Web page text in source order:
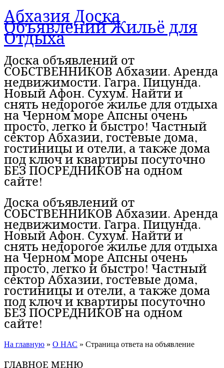
Абхазия Доска
Объявлений Жильё для
Отдыха
Доска объявлений от
СОБСТВЕННИКОВ Абхазии. Аренда
недвижимости. Гагра. Пицунда.
Новый Афон. Сухум. Найти и
снять недорогое жилье для отдыха
на Черном море Апсны очень
просто, легко и быстро! Частный
сектор Абхазии, гостевые дома,
гостиницы и отели, а также дома
под ключ и квартиры посуточно
БЕЗ ПОСРЕДНИКОВ на одном
сайте!
Доска объявлений от
СОБСТВЕННИКОВ Абхазии. Аренда
недвижимости. Гагра. Пицунда.
Новый Афон. Сухум. Найти и
снять недорогое жилье для отдыха
на Черном море Апсны очень
просто, легко и быстро! Частный
сектор Абхазии, гостевые дома,
гостиницы и отели, а также дома
под ключ и квартиры посуточно
БЕЗ ПОСРЕДНИКОВ на одном
сайте!
На главную » О НАС » Страница ответа на объявление
ГЛАВНОЕ МЕНЮ